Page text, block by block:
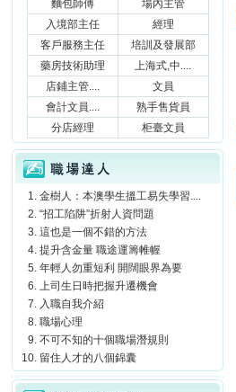
麵包師傅
場內主管
入境部主任
經理
客戶服務主任
培訓及發展部
藥房技術助理
上海式,中....
店鋪主管....
文員
會計文員....
熟手售貨員
分店經理
柜臺文員
職場達人
金樹人：本澳學生搵工易失學習....
“招工陷阱”折射人資問題
這也是一個不錯的方法
提升含金量 職途運籌帷幄
年輕人勿重短利 開闊眼界為要
上司生日時把握升遷機會
入職自我介紹
職場心理
不可不知的十個職場潛規則
留住人才的八個錦囊
境外就業指南